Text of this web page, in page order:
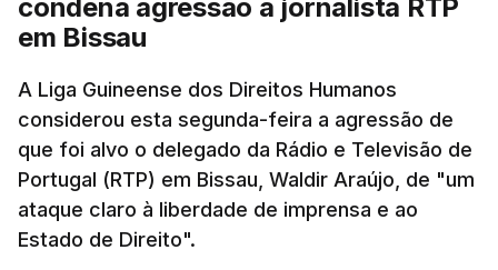
condena agressão a jornalista RTP
em Bissau
A Liga Guineense dos Direitos Humanos
considerou esta segunda-feira a agressão de
que foi alvo o delegado da Rádio e Televisão de
Portugal (RTP) em Bissau, Waldir Araújo, de "um
ataque claro à liberdade de imprensa e ao
Estado de Direito".